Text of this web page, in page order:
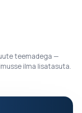
teemadega —
ilma lisatasuta.